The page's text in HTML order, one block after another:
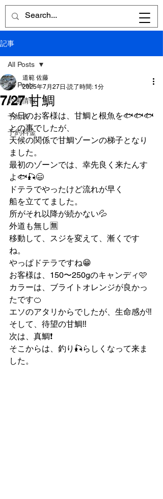
記事
All Posts
釣果情報
予約表
予約料金
All Posts
7/27 甘鯛
道範 佐藤
2025年7月27日 読了時間: 1分
今日のお客様は、甘鯛と根魚を🐟🐟🐟
との事でしたが、
天候の関係で甘鯛ゾーンの梯子となり
ました。
最初のゾーンでは、幸先良く来たんす
よ🐟🎣😄
ドテラでやったけど流れが早く
船を立ててました。
所がそれ以降が続かない💦
外道も無し🈚️
移動して、スジを変えて、漸くです
ね。
やっぱドテラですね😁
お客様は、150〜250gのキャンディ🩷
カラーは、ブライトオレンジが良かっ
たです🍊
エソのアタリからでしたが、生命感が‼️
そして、待望の甘鯛‼️
次は、真鯛❗️
そこからは、釣り🎣らしくなって来ま
した。